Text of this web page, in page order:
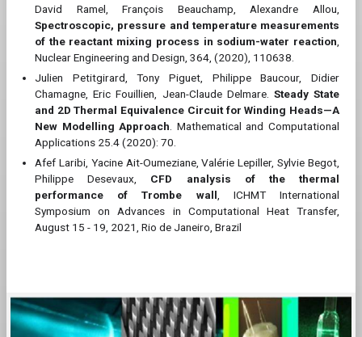
David Ramel, François Beauchamp, Alexandre Allou,
Spectroscopic, pressure and temperature measurements
of the reactant mixing process in sodium-water reaction
Nuclear Engineering and Design, 364, (2020), 110638.
Julien Petitgirard, Tony Piguet, Philippe Baucour, Didier
Chamagne, Eric Fouillien, Jean-Claude Delmare. Steady State
and 2D Thermal Equivalence Circuit for Winding Heads—A
New Modelling Approach . Mathematical and Computational
Applications 25.4 (2020): 70.
Afef Laribi, Yacine Ait-Oumeziane, Valérie Lepiller, Sylvie Begot,
Philippe Desevaux, CFD analysis of the thermal
performance of Trombe wall , ICHMT International
Symposium on Advances in Computational Heat Transfer,
August 15 - 19, 2021, Rio de Janeiro, Brazil